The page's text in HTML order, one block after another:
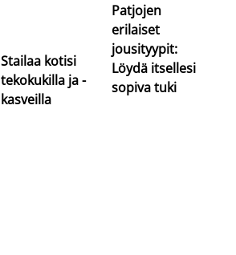
Stailaa kotisi
tekokukilla ja -
kasveilla
Patjojen
erilaiset
jousityypit:
Löydä itsellesi
sopiva tuki